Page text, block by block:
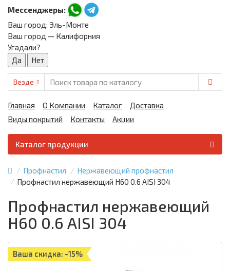
Мессенджеры:
Ваш город: Эль-Монте
Ваш город — Калифорния
Угадали?
Везде
Главная О Компании Каталог
Доставка
Виды покрытий
Контакты Акции
Каталог продукции
Профнастил
Нержавеющий профнастил
Профнастил нержавеющий Н60 0.6 AISI 304
Профнастил нержавеющий
Н60 0.6 AISI 304
Ваша скидка: -15%